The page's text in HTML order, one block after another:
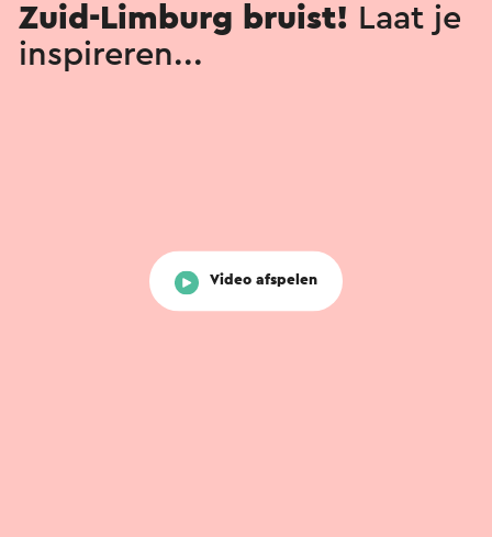
Zuid-Limburg bruist! Laat je
inspireren...
Video afspelen